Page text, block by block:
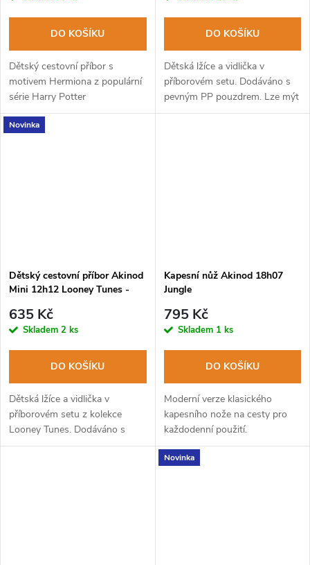
DO KOŠÍKU
Dětský cestovní příbor s
motivem Hermiona z populární
série Harry Potter
DO KOŠÍKU
Dětská lžíce a vidlička v
příborovém setu. Dodáváno s
pevným PP pouzdrem. Lze mýt
v myčce na nádobí.
Novinka
Dětský cestovní příbor Akinod
Mini 12h12 Looney Tunes -
635 Kč
Skladem 2 ks
DO KOŠÍKU
Dětská lžíce a vidlička v
příborovém setu z kolekce
Looney Tunes. Dodáváno s
pevným PP pouzdrem. Lze mýt
Kapesní nůž Akinod 18h07
Jungle
795 Kč
Skladem 1 ks
DO KOŠÍKU
Moderní verze klasického
kapesního nože na cesty pro
každodenní použití.
Novinka